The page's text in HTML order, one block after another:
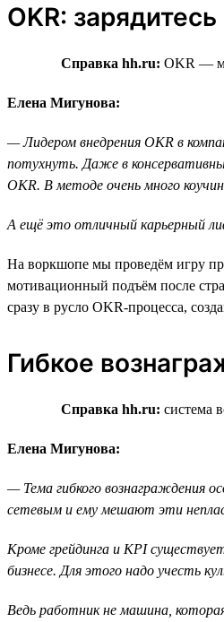
OKR:
Справка hh.ru: OKR —
Елена Мигунова:
— Лидером внедрения OKR в
потухнуть. Даже в
ОKR. В методе очень много
А ещё это отличный карьерный
На воркшопе мы проведём игру
мотивационный подъём после
сразу в русло OKR-процесса,
Гибкое
Справка hh.ru: система
Елена Мигунова:
— Тема гибкого вознаграждения
сетевым и ему мешают эти
Кроме грейдинга и KPI
бизнесе. Для этого надо учесть
Ведь работник не машина,